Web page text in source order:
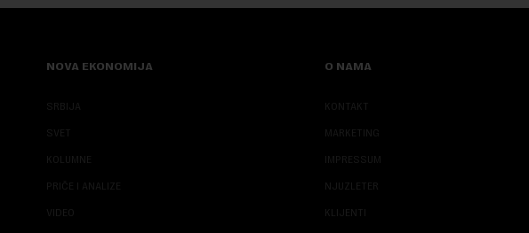
NOVA EKONOMIJA
SRBIJA
SVET
KOLUMNE
PRIČE I ANALIZE
VIDEO
O NAMA
KONTAKT
MARKETING
IMPRESSUM
NJUZLETER
KLIJENTI